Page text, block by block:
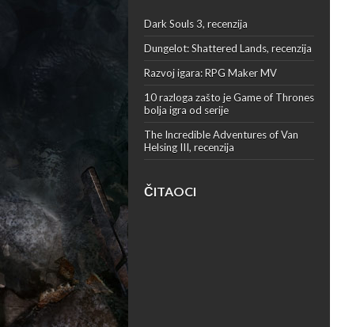
Dark Souls 3, recenzija
Dungelot: Shattered Lands, recenzija
Razvoj igara: RPG Maker MV
10 razloga zašto je Game of Thrones
bolja igra od serije
The Incredible Adventures of Van
Helsing III, recenzija
ČITAOCI